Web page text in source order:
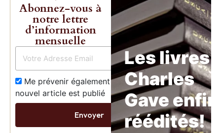
Abonnez-vous à
notre lettre
d’information
mensuelle
Me prévenir également dès qu’un
nouvel article est publié
Envoyer
Les livres
Charles
Gave enfin
réédités!